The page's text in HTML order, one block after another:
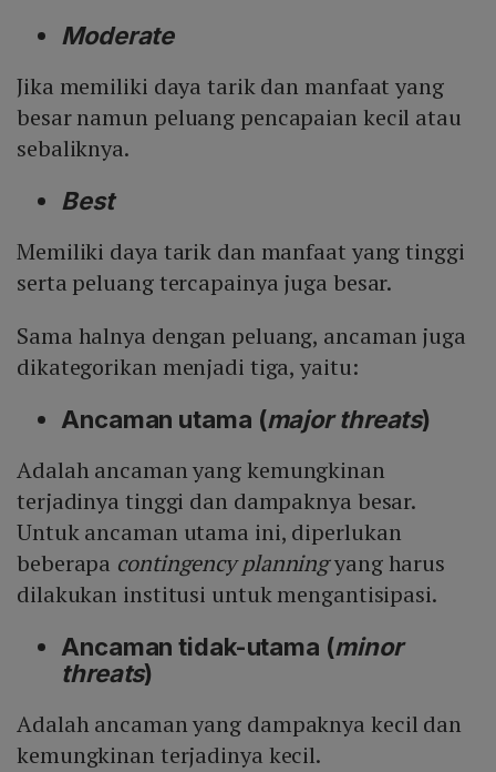
Moderate
Jika memiliki daya tarik dan manfaat yang
besar namun peluang pencapaian kecil atau
sebaliknya.
Best
Memiliki daya tarik dan manfaat yang tinggi
serta peluang tercapainya juga besar.
Sama halnya dengan peluang, ancaman juga
dikategorikan menjadi tiga, yaitu:
Ancaman utama (major threats)
Adalah ancaman yang kemungkinan
terjadinya tinggi dan dampaknya besar.
Untuk ancaman utama ini, diperlukan
beberapa contingency planningyang harus
dilakukan institusi untuk mengantisipasi.
Ancaman tidak-utama (minor
threats)
Adalah ancaman yang dampaknya kecil dan
kemungkinan terjadinya kecil.